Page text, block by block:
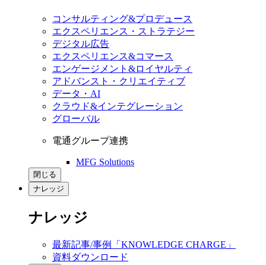
コンサルティング&プロデュース
エクスペリエンス・ストラテジー
デジタル広告
エクスペリエンス&コマース
エンゲージメント&ロイヤルティ
アドバンスト・クリエイティブ
データ・AI
クラウド&インテグレーション
グローバル
電通グループ連携
MFG Solutions
閉じる
ナレッジ
ナレッジ
最新記事/事例「KNOWLEDGE CHARGE」
資料ダウンロード